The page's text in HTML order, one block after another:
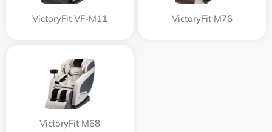
VictoryFit VF-M11 VictoryFit M76
VictoryFit M68